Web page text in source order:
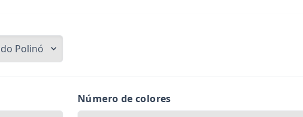
Número de colores